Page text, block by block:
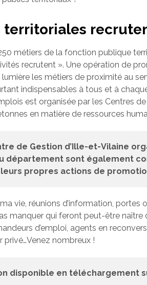
métiers de la fonction publique
recrutent ». Une opération de
les métiers de proximité au
indispensables à tous et à
est organisée par les Centres
en matière de ressources
de Gestion d’Ille-et-Vilaine
département sont également
leurs propres actions de
vie, réunions d’information, portes
manquer qui feront peut-être naître
d’emploi, agents en
privé…Venez nombreux !
disponible en téléchargement